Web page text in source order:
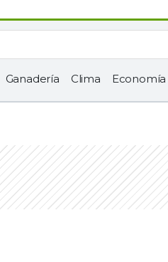
Ganadería Clima Economía